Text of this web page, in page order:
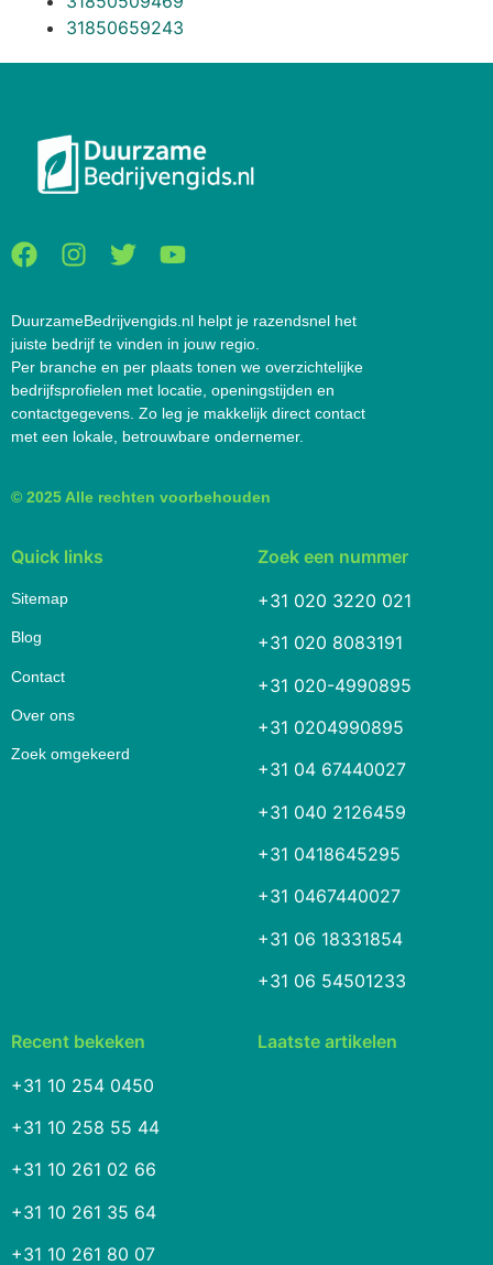
31850659243
DuurzameBedrijvengids.nl helpt je razendsnel het
juiste bedrijf te vinden in jouw regio.
Per branche en per plaats tonen we overzichtelijke
bedrijfsprofielen met locatie, openingstijden en
contactgegevens. Zo leg je makkelijk direct contact
met een lokale, betrouwbare ondernemer.
© 2025 Alle rechten voorbehouden
Quick links
Sitemap
Blog
Contact
Over ons
Zoek omgekeerd
Zoek een nummer
+31 020 3220 021
+31 020 8083191
+31 020-4990895
+31 0204990895
+31 04 67440027
+31 040 2126459
+31 0418645295
+31 0467440027
+31 06 18331854
+31 06 54501233
Recent bekeken
+31 10 254 0450
+31 10 258 55 44
+31 10 261 02 66
+31 10 261 35 64
+31 10 261 80 07
Laatste artikelen